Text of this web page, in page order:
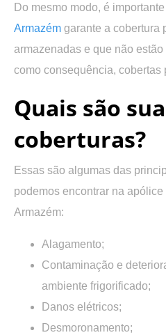
Do mesmo modo, é
Armazém garante a cobertura
armazenadas e que não
como consequência, cobertas
Quais são
coberturas?
Essas são algumas das
podemos encontrar na
Armazém:
Alagamento;
Contaminação e
ambiente frigorificado;
Danos elétricos;
Desmoronamento;